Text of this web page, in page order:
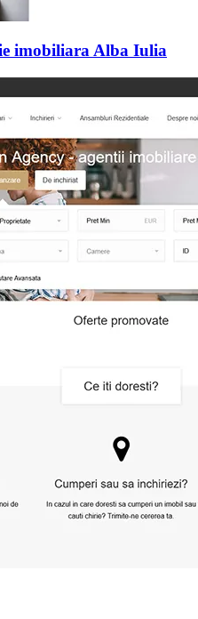
imobiliara Alba Iulia